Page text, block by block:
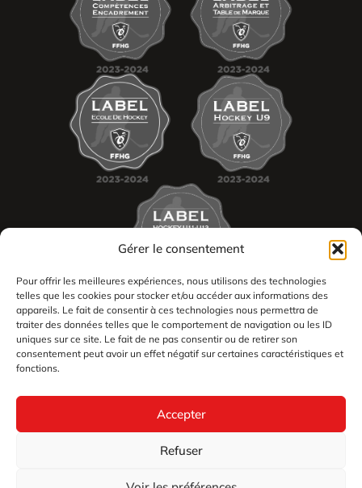
Gérer le consentement
Pour offrir les meilleures expériences, nous utilisons des technologies
telles que les cookies pour stocker et/ou accéder aux informations des
appareils. Le fait de consentir à ces technologies nous permettra de
traiter des données telles que le comportement de navigation ou les ID
uniques sur ce site. Le fait de ne pas consentir ou de retirer son
consentement peut avoir un effet négatif sur certaines caractéristiques et
fonctions.
Accepter
Refuser
2026
Les Dogs de Cholet tous droits réservésMentions légales
Politique en matière de remboursements et de retours